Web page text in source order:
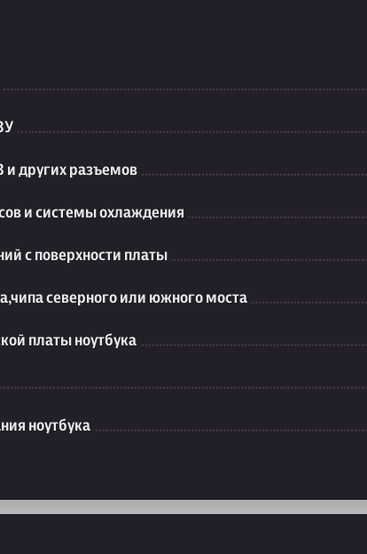
и других разъемов
и системы охлаждения
с поверхности платы
северного или южного моста
платы ноутбука
ноутбука